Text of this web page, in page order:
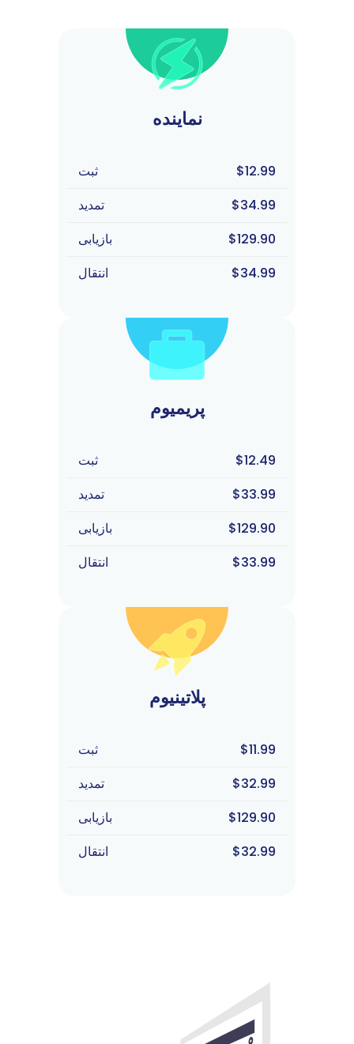
نماینده
$12.99
ثبت
$34.99
تمدید
$129.90
بازیابی
$34.99
انتقال
پریمیوم
$12.49
ثبت
$33.99
تمدید
$129.90
بازیابی
$33.99
انتقال
پلاتینیوم
$11.99
ثبت
$32.99
تمدید
$129.90
بازیابی
$32.99
انتقال